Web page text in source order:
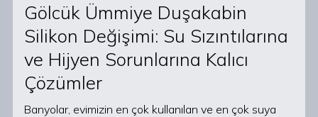
Gölcük Ümmiye Duşakabin
Silikon Değişimi: Su Sızıntılarına
ve Hijyen Sorunlarına Kalıcı
Çözümler
Banyolar, evimizin en çok kullanılan ve en çok suya